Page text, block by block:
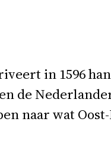
in 1596
de
naar wat